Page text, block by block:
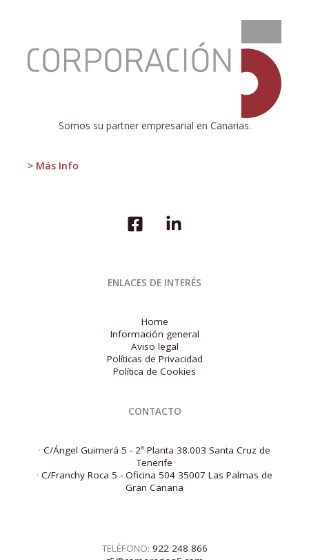
Somos su partner empresarial en Canarias.
> Más Info
vicio
de
ENLACES DE INTERÉS
Home
Información general
Aviso legal
Políticas de Privacidad
Política de Cookies
CONTACTO
· C/Ángel Guimerá 5 - 2ª Planta 38.003 Santa Cruz de
Tenerife
· C/Franchy Roca 5 - Oficina 504 35007 Las Palmas de
Gran Canaria
TELÉFONO: 922 248 866